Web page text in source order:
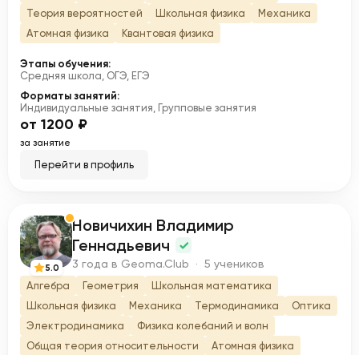
Теория вероятностей
Школьная физика
Механика
Атомная физика
Квантовая физика
Этапы обучения:
Средняя школа, ОГЭ, ЕГЭ
Форматы занятий:
Индивидуальные занятия, Групповые занятия
от 1200 ₽
за занятие
Перейти в профиль
Н
5.0
Новичихин Владимир
Геннадьевич
3 года в Geoma.Club · 5 учеников
Алгебра Геометрия
Школьная математика
Школьная физика
Механика Термодинамика
Оптика
Электродинамика
Физика колебаний и волн
Общая теория относительности
Атомная физика